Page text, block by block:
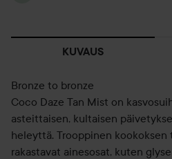
KUVAUS
Bronze to bronze
Coco Daze Tan Mist on
asteittaisen, kultaisen
heleyttä. Trooppinen kookoksen
rakastavat ainesosat, kuten